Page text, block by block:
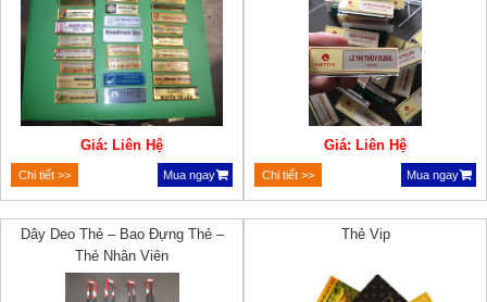
Giá: Liên Hệ
Chi tiết >> Mua ngay
Giá: Liên Hệ
Chi tiết >> Mua ngay
Dây Deo Thẻ – Bao Đựng Thẻ –
Thẻ Nhân Viên
Thẻ Vip